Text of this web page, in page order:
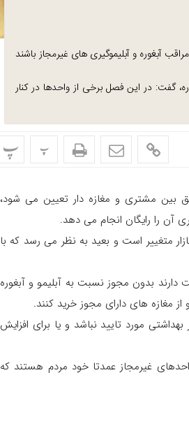
آبغوره و آبلیموگیری های غیرمجاز باشند
گفت: در این فصل برخی از واحدها در کنار
پ پ
بین مشتری و مغازه دار تعیین می شود،
آن را رایگان انجام می دهد.
متغییر است و بعید به نظر می رسد که با
دارند بدون مجوز نسبت به آبلیمو و آبغوره
مغازه های دارای مجوز خرید کنند.
مورد تایید نباشد و یا برای افزایش
غیرمجاز عمدتا خود مردم هستند که